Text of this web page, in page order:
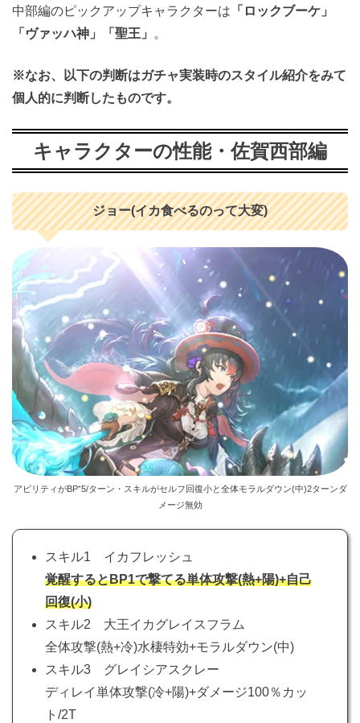
中部編のピックアップキャラクターは 「ロックブーケ」
「ヴァッハ神」「聖王」
。
※なお、以下の判断はガチャ実装時のスタイル紹介をみて
個人的に判断したものです。
キャラクターの性能・佐賀西部編
ジョー(イカ食べるのって大変)
アビリティがBP⁺5/ターン・スキルがセルフ回復小と全体モラルダウン(中)2ターンダ
メージ無効
スキル1 イカフレッシュ
覚醒するとBP1で撃てる単体攻撃(熱+陽)+自己
回復(小)
スキル2 大王イカグレイスフラム
全体攻撃(熱+冷)水棲特効+モラルダウン(中)
スキル3 グレイシアスクレー
ディレイ単体攻撃(冷+陽)+ダメージ100％カッ
ト/2T